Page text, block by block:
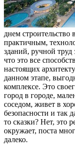
днем строительство
практичным,
зданий, ручной труд
что это все
настоящих
данном этапе,
комплексе. Это
город в городе,
соседом, живет в
безопасности и так
то сказки? Нет, это
окружает, поста
далеко.